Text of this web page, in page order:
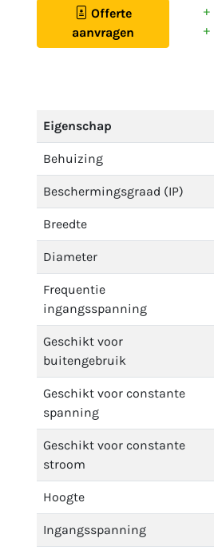
Offerte
aanvragen
Eigenschap
Behuizing
Beschermingsgraad (IP)
Breedte
Diameter
Frequentie
ingangsspanning
Geschikt voor
buitengebruik
Geschikt voor constante
spanning
Geschikt voor constante
stroom
Hoogte
Ingangsspanning